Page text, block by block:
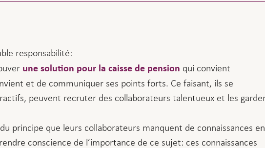
responsabilité:
une solution pour la caisse de pension qui convient
et de communiquer ses points forts. Ce faisant, ils se
peuvent recruter des collaborateurs talentueux et les
principe que leurs collaborateurs manquent de connaissances en
conscience de l’importance de ce sujet: ces connaissances